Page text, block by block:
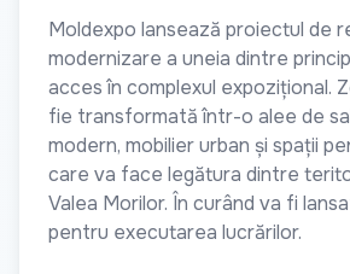
Moldexpo lansează proiectul de
modernizare a uneia dintre
acces în complexul expozițional.
fie transformată într-o alee de
modern, mobilier urban și spații
care va face legătura dintre
Valea Morilor. În curând va fi
pentru executarea lucrărilor.